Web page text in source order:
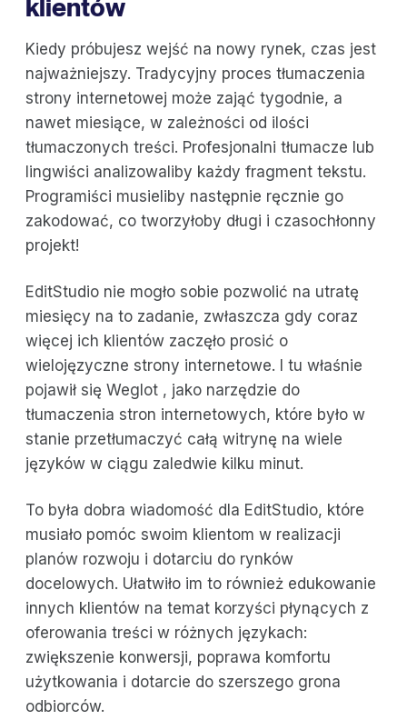
klientów
Kiedy próbujesz wejść na nowy rynek, czas jest
najważniejszy. Tradycyjny proces tłumaczenia
strony internetowej może zająć tygodnie, a
nawet miesiące, w zależności od ilości
tłumaczonych treści. Profesjonalni tłumacze lub
lingwiści analizowaliby każdy fragment tekstu.
Programiści musieliby następnie ręcznie go
zakodować, co tworzyłoby długi i czasochłonny
projekt!
EditStudio nie mogło sobie pozwolić na utratę
miesięcy na to zadanie, zwłaszcza gdy coraz
więcej ich klientów zaczęło prosić o
wielojęzyczne strony internetowe. I tu właśnie
pojawił się Weglot , jako narzędzie do
tłumaczenia stron internetowych, które było w
stanie przetłumaczyć całą witrynę na wiele
języków w ciągu zaledwie kilku minut.
To była dobra wiadomość dla EditStudio, które
musiało pomóc swoim klientom w realizacji
planów rozwoju i dotarciu do rynków
docelowych. Ułatwiło im to również edukowanie
innych klientów na temat korzyści płynących z
oferowania treści w różnych językach:
zwiększenie konwersji, poprawa komfortu
użytkowania i dotarcie do szerszego grona
odbiorców.